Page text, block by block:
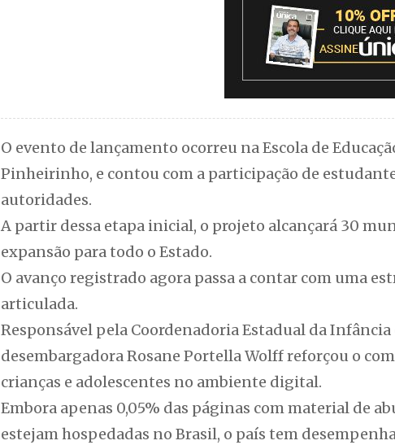
O evento de lançamento ocorreu na Escola de
Pinheirinho, e contou com a participação de
autoridades.
A partir dessa etapa inicial, o projeto alcançará 30
expansão para todo o Estado.
O avanço registrado agora passa a contar com uma
articulada.
Responsável pela Coordenadoria Estadual da Infância
desembargadora Rosane Portella Wolff reforçou o
crianças e adolescentes no ambiente digital.
Embora apenas 0,05% das páginas com material de
estejam hospedadas no Brasil, o país tem